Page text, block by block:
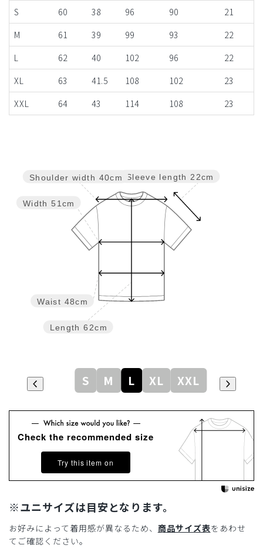
S
60 38 96 90
21
M
61 39 99 93
22
L
62 40 102 96
22
XL
63 41.5 108 102
23
XXL
64 43 114 108 23
Sleeve length 22cm
Length 62cm
Waist 48cm
Width 51cm
Shoulder width 40cm
S M L XL XXL
Check the recommended size
Try this item on
※ユニサイズは目安となります。
お好みによって着用感が異なるため、 商品サイズ表をあわせ
てご確認ください。